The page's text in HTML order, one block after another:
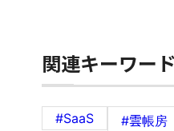
関連キーワード
#SaaS #雲帳房